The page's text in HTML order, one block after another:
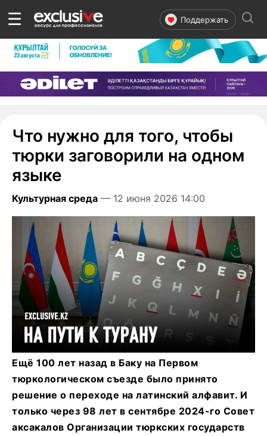
☰ Поддержать
Что нужно для того, чтобы
тюрки заговорили на одном
языке
Культурная среда — 12 июня 2026 14:00
Ещё 100 лет назад в Баку на Первом
тюркологическом съезде было принято
решение о переходе на латинский алфавит. И
только через 98 лет в сентябре 2024-го Совет
аксакалов Организации тюркских государств